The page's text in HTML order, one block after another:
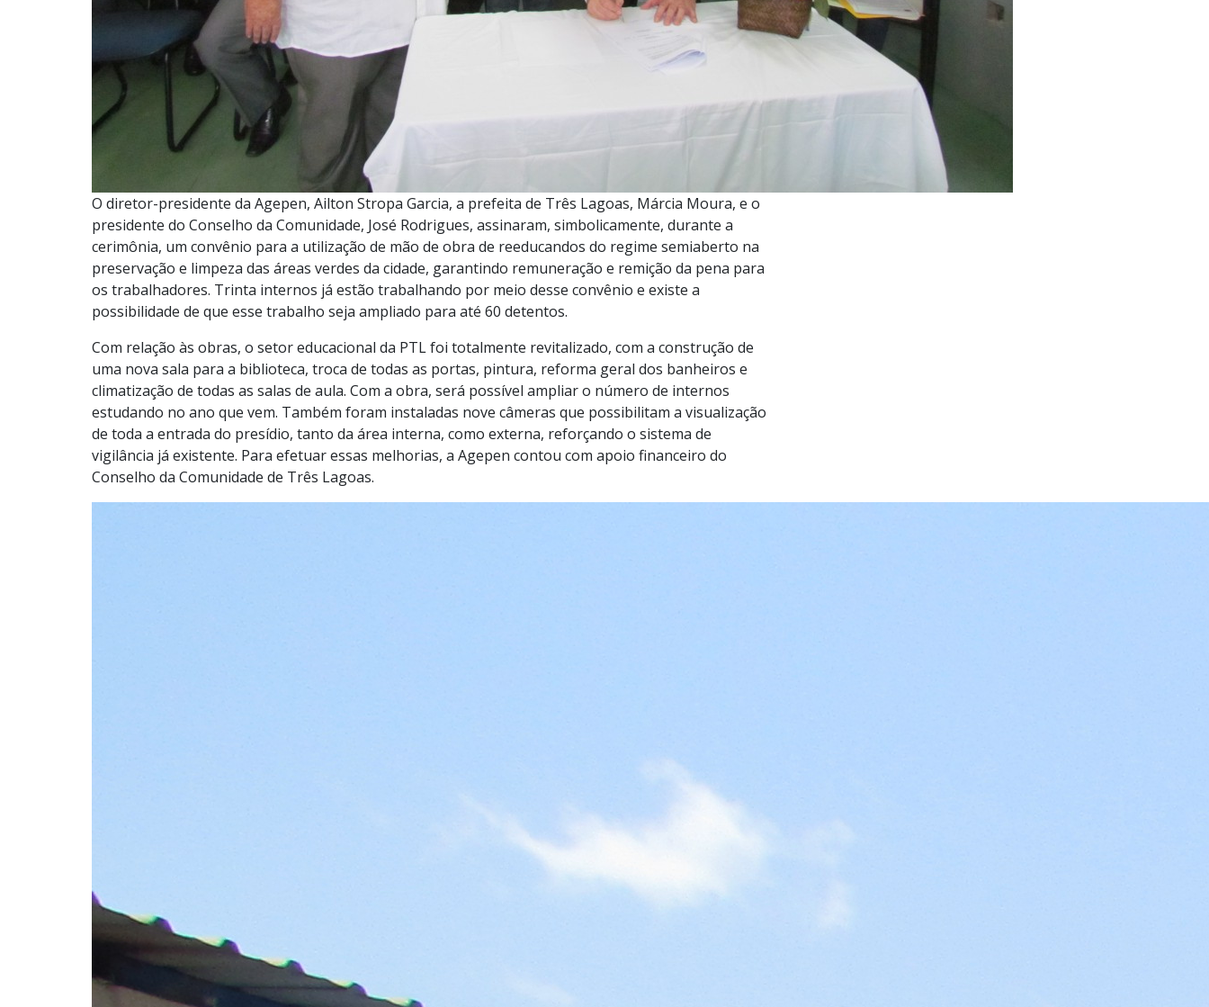
O diretor-presidente da Agepen, Ailton Stropa Garcia, a prefeita de Três Lagoas, Márcia Moura, e o
presidente do Conselho da Comunidade, José Rodrigues, assinaram, simbolicamente, durante a
cerimônia, um convênio para a utilização de mão de obra de reeducandos do regime semiaberto na
preservação e limpeza das áreas verdes da cidade, garantindo remuneração e remição da pena para
os trabalhadores. Trinta internos já estão trabalhando por meio desse convênio e existe a
possibilidade de que esse trabalho seja ampliado para até 60 detentos.
Com relação às obras, o setor educacional da PTL foi totalmente revitalizado, com a construção de
uma nova sala para a biblioteca, troca de todas as portas, pintura, reforma geral dos banheiros e
climatização de todas as salas de aula. Com a obra, será possível ampliar o número de internos
estudando no ano que vem. Também foram instaladas nove câmeras que possibilitam a visualização
de toda a entrada do presídio, tanto da área interna, como externa, reforçando o sistema de
vigilância já existente. Para efetuar essas melhorias, a Agepen contou com apoio financeiro do
Conselho da Comunidade de Três Lagoas.